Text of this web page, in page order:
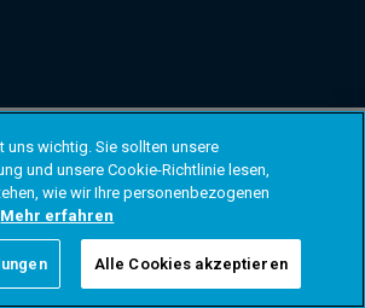
uns wichtig. Sie sollten unsere
und unsere Cookie-Richtlinie lesen,
wie wir Ihre personenbezogenen
Mehr erfahren
Alle Cookies akzeptieren